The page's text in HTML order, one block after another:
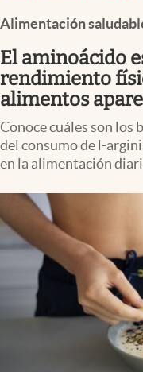
Pc y celular
Vida y estilo
Tv
Clima
Espiritualidad
Mediakit
abre en nueva pestaña
México
Alimentación
El aminoácido
rendimiento
alimentos
Conoce cuáles son los
del consumo de l-
en la alimentación